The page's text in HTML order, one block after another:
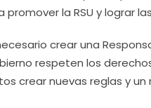
promover la RSU y lograr
crear una
respeten los
crear nuevas reglas y